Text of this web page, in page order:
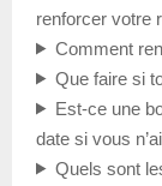
renforcer votre
Comment
Que faire si
Est-ce une
date si vous
Quels sont